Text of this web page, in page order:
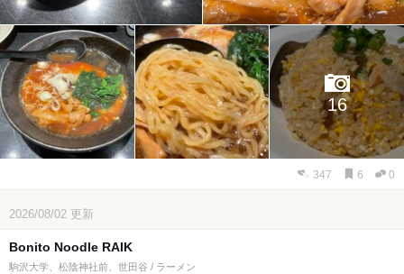
16
347 6 0
2026/08/02 更新
Bonito Noodle RAIK
駒沢大学、松陰神社前、世田谷 / ラーメン